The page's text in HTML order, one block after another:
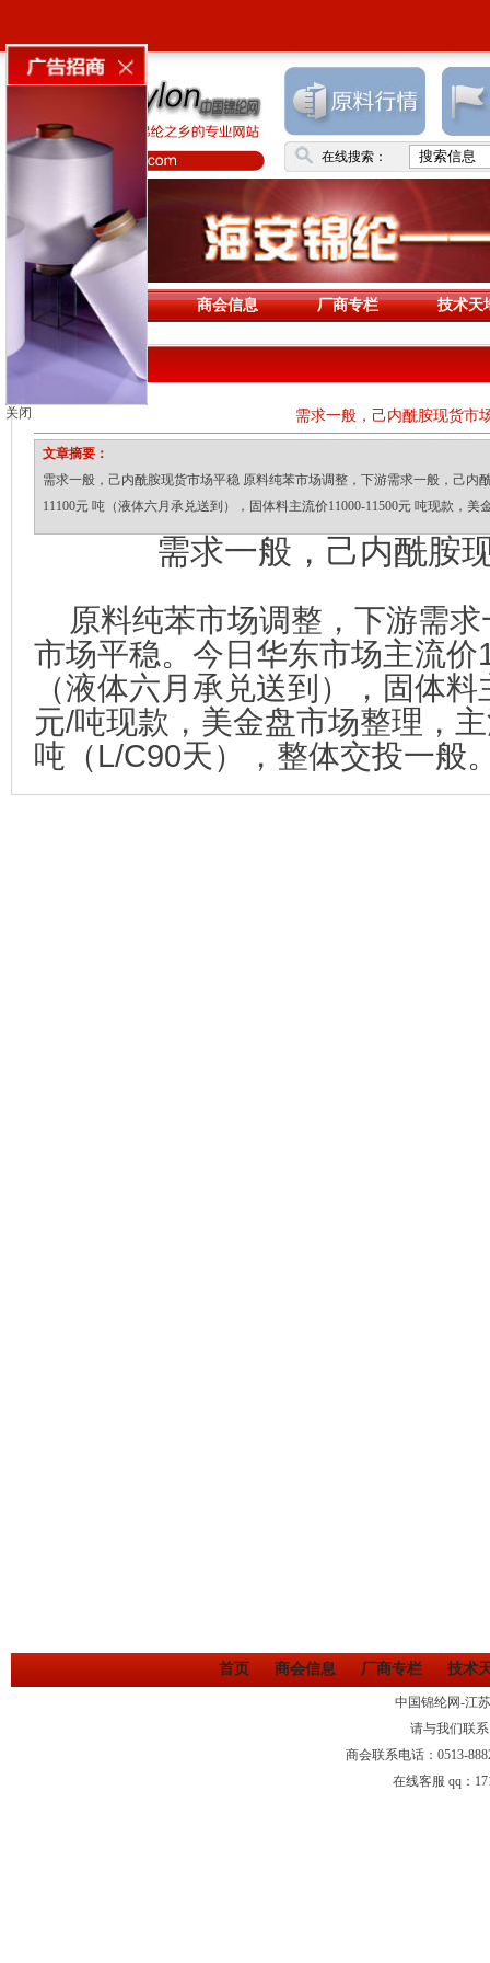
在线搜索：
首页 商会信息 厂商专栏 技术天
原料行情
需求一般，己内酰胺现货市
文章摘要：
需求一般，己内酰胺现货市场平稳 原料纯苯市场调整，下游需求一般，己内
11100元 吨（液体六月承兑送到），固体料主流价11000-11500元 吨现款，美
需求一般，己内酰胺
原料纯苯市场调整，下游需求
市场平稳。今日华东市场主流价
（液体六月承兑送到），固体
元/吨现款，美金盘市场整理，
吨（L/C90天），整体交投一般
首页 商会信息 厂商专栏 技术
中国锦纶网-江
请与我们联
商会联系电话：0513-
在线客服 qq：
关闭